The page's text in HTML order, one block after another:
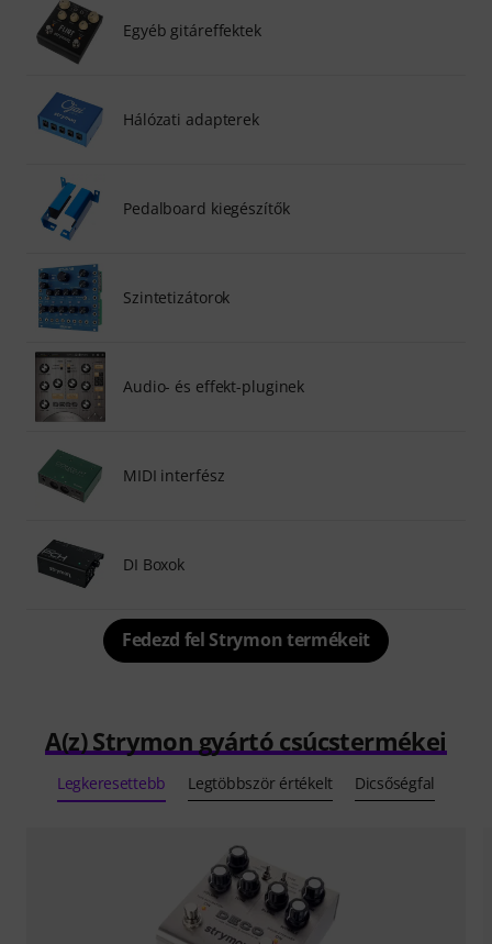
Egyéb gitáreffektek
Hálózati adapterek
Pedalboard kiegészítők
Szintetizátorok
Audio- és effekt-pluginek
MIDI interfész
DI Boxok
Fedezd fel Strymon termékeit
A(z) Strymon gyártó csúcstermékei
Legkeresettebb Legtöbbször értékelt Dicsőségfal